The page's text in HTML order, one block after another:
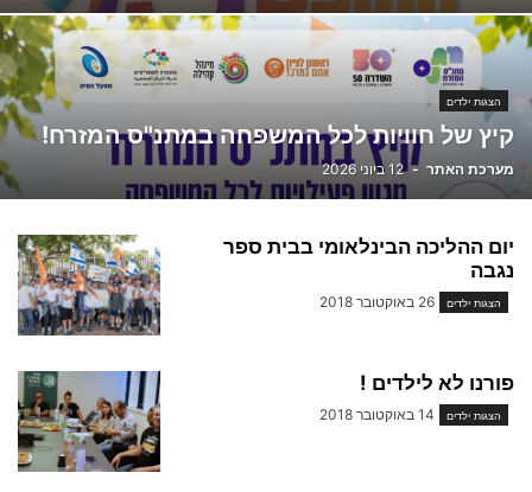
הצגות ילדים
קיץ של חוויות לכל המשפחה במתנ"ס המזרח!
מערכת האתר - 12 ביוני 2026
יום ההליכה הבינלאומי בבית ספר
נגבה
הצגות ילדים 26 באוקטובר 2018
פורנו לא לילדים !
הצגות ילדים 14 באוקטובר 2018